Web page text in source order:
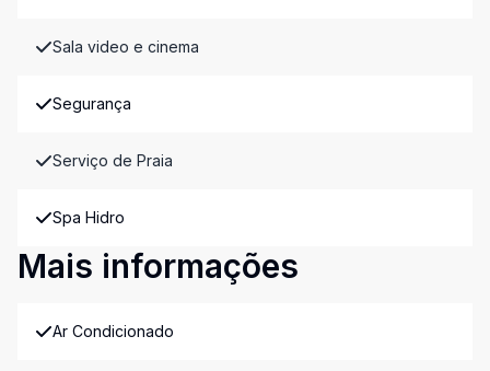
Sala video e cinema
Segurança
Serviço de Praia
Spa Hidro
Mais informações
Ar Condicionado